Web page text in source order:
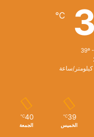
℃
39
℃
الخميس
40
℃
الجمعة